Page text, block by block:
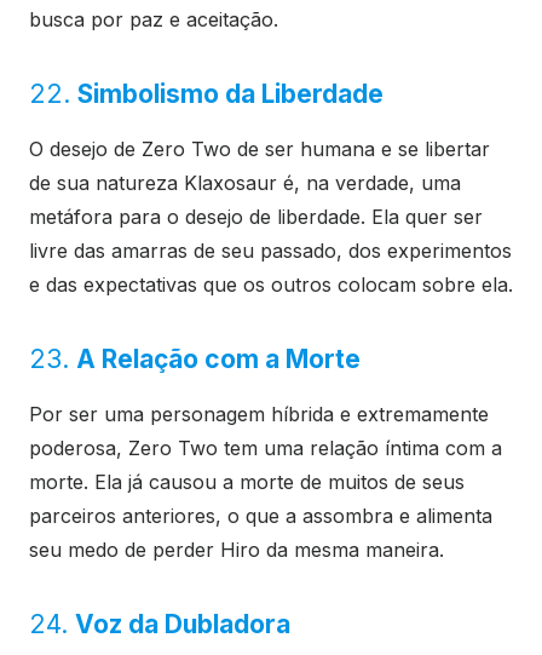
busca por paz e aceitação.
22. Simbolismo da Liberdade
O desejo de Zero Two de ser humana e se libertar
de sua natureza Klaxosaur é, na verdade, uma
metáfora para o desejo de liberdade. Ela quer ser
livre das amarras de seu passado, dos experimentos
e das expectativas que os outros colocam sobre ela.
23. A Relação com a Morte
Por ser uma personagem híbrida e extremamente
poderosa, Zero Two tem uma relação íntima com a
morte. Ela já causou a morte de muitos de seus
parceiros anteriores, o que a assombra e alimenta
seu medo de perder Hiro da mesma maneira.
24. Voz da Dubladora